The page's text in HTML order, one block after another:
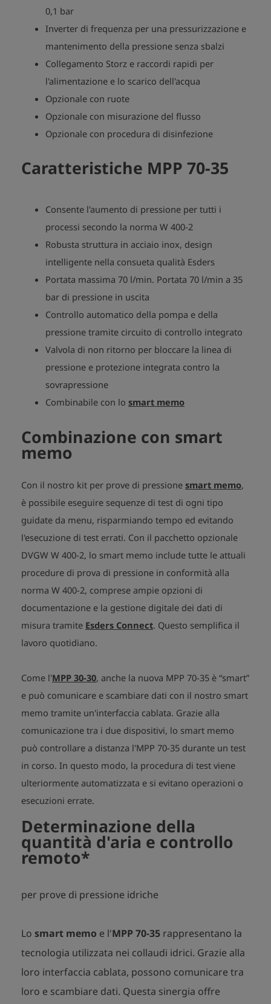
0,1 bar
Inverter di frequenza per una pressurizzazione e
mantenimento della pressione senza sbalzi
Collegamento Storz e raccordi rapidi per
l'alimentazione e lo scarico dell'acqua
Opzionale con ruote
Opzionale con misurazione del flusso
Opzionale con procedura di disinfezione
Caratteristiche MPP 70-35
Consente l'aumento di pressione per tutti i
processi secondo la norma W 400-2
Robusta struttura in acciaio inox, design
intelligente nella consueta qualità Esders
Portata massima 70 l/min. Portata 70 l/min a 35
bar di pressione in uscita
Controllo automatico della pompa e della
pressione tramite circuito di controllo integrato
Valvola di non ritorno per bloccare la linea di
pressione e protezione integrata contro la
sovrapressione
Combinabile con lo smart memo
Combinazione con smart
memo
Con il nostro kit per prove di pressione smart memo,
è possibile eseguire sequenze di test di ogni tipo
guidate da menu, risparmiando tempo ed evitando
l'esecuzione di test errati. Con il pacchetto opzionale
DVGW W 400-2, lo smart memo include tutte le attuali
procedure di prova di pressione in conformità alla
norma W 400-2, comprese ampie opzioni di
documentazione e la gestione digitale dei dati di
misura tramite Esders Connect. Questo semplifica il
lavoro quotidiano.
Come l'MPP 30-30, anche la nuova MPP 70-35 è “smart”
e può comunicare e scambiare dati con il nostro smart
memo tramite un'interfaccia cablata. Grazie alla
comunicazione tra i due dispositivi, lo smart memo
può controllare a distanza l'MPP 70-35 durante un test
in corso. In questo modo, la procedura di test viene
ulteriormente automatizzata e si evitano operazioni o
esecuzioni errate.
Determinazione della
quantità d'aria e controllo
remoto*
per prove di pressione idriche
Lo smart memo e l'MPP 70-35 rappresentano la
tecnologia utilizzata nei collaudi idrici. Grazie alla
loro interfaccia cablata, possono comunicare tra
loro e scambiare dati. Questa sinergia offre